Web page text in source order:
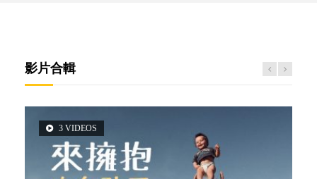
影片合輯
3 VIDEOS
6 VIDEOS
5 VIDEOS
2 VIDEOS
14 VIDEOS